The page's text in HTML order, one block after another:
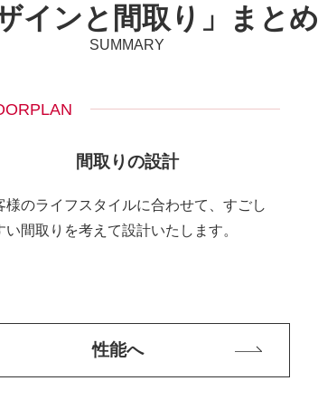
ザインと間取り」まとめ
SUMMARY
間取りの設計
様のライフスタイルに合わせて、すごし
い間取りを考えて設計いたします。
性能へ